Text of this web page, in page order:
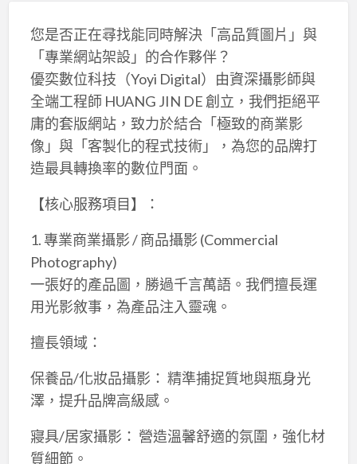
您是否正在尋找能同時解決「高品質圖片」與
「專業網站架設」的合作夥伴？
優奕數位科技（Yoyi Digital）由資深攝影師與
全端工程師 HUANG JIN DE 創立，我們拒絕平
庸的套版網站，致力於結合「極致的商業影
像」與「客製化的程式技術」，為您的品牌打
造最具轉換率的數位門面。
【核心服務項目】：
1. 專業商業攝影 / 商品攝影 (Commercial
Photography)
一張好的產品圖，勝過千言萬語。我們擅長運
用光影敘事，為產品注入靈魂。
擅長領域：
保養品/化妝品攝影： 精準捕捉質地與瓶身光
澤，提升品牌高級感。
寢具/居家攝影： 營造溫馨舒適的氛圍，強化材
質細節。